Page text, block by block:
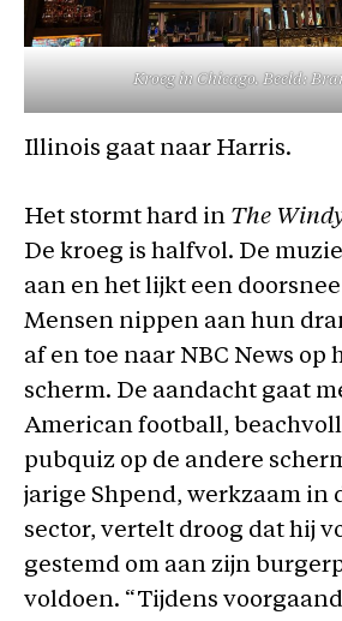
Kroeg in Chicago. Beeld:
Illinois gaat naar Harris.
Het stormt hard in The
De kroeg is halfvol. De
aan en het lijkt een
Mensen nippen aan hun
af en toe naar NBC News op
scherm. De aandacht gaat
American football,
pubquiz op de andere
jarige Shpend, werkzaam in
sector, vertelt droog dat hij
gestemd om aan zijn
voldoen. “Tijdens